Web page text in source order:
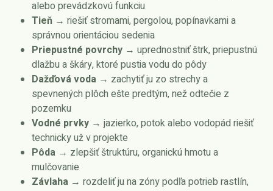
alebo prevádzkovú funkciu
Tieň → riešiť stromami, pergolou, popínavkami a
správnou orientáciou sedenia
Priepustné povrchy → uprednostniť štrk, priepustnú
dlažbu a škáry, ktoré pustia vodu do pôdy
Dažďová voda → zachytiť ju zo strechy a
spevnených plôch ešte predtým, než odtečie z
pozemku
Vodné prvky → jazierko, potok alebo vodopád riešiť
technicky už v projekte
Pôda → zlepšiť štruktúru, organickú hmotu a
mulčovanie
Závlaha → rozdeliť ju na zóny podľa potrieb rastlín,